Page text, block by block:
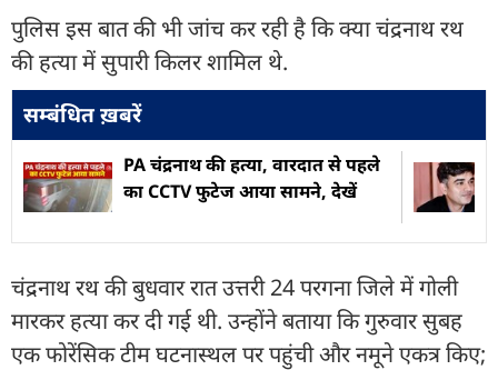
पुलिस इस बात की भी जांच कर रही है कि क्या चंद्रनाथ रथ
की हत्या में सुपारी किलर शामिल थे.
सम्बंधित ख़बरें
PA चंद्रनाथ की हत्या, वारदात से पहले
का CCTV फुटेज आया सामने, देखें
चंद्रनाथ रथ की बुधवार रात उत्तरी 24 परगना जिले में गोली
मारकर हत्या कर दी गई थी. उन्होंने बताया कि गुरुवार सुबह
एक फोरेंसिक टीम घटनास्थल पर पहुंची और नमूने एकत्र किए;